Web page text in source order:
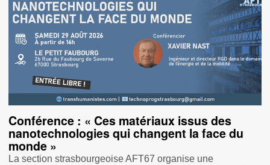
Conférence : « Ces matériaux issus des
nanotechnologies qui changent la face du
monde »
La section strasbourgeoise AFT67 organise une